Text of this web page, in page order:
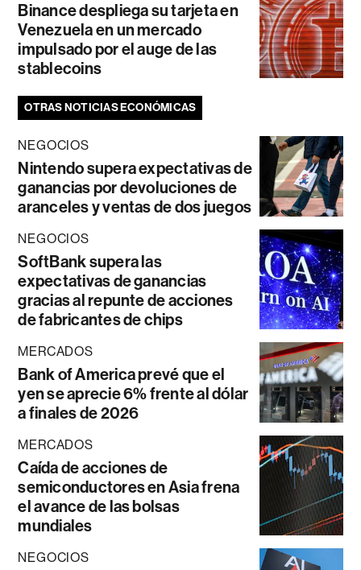
Binance despliega su tarjeta en
Venezuela en un mercado
impulsado por el auge de las
stablecoins
OTRAS NOTICIAS ECONÓMICAS
NEGOCIOS
Nintendo supera expectativas de
ganancias por devoluciones de
aranceles y ventas de dos juegos
NEGOCIOS
SoftBank supera las
expectativas de ganancias
gracias al repunte de acciones
de fabricantes de chips
MERCADOS
Bank of America prevé que el
yen se aprecie 6% frente al dólar
a finales de 2026
MERCADOS
Caída de acciones de
semiconductores en Asia frena
el avance de las bolsas
mundiales
NEGOCIOS